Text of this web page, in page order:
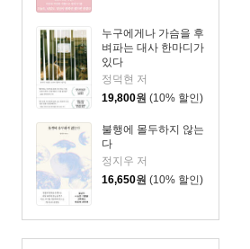
누구에게나 가슴을 후
벼파는 대사 한마디가
있다
정덕현 저
19,800원 (10% 할인)
불행에 몰두하지 않는
다
정지우 저
16,650원 (10% 할인)